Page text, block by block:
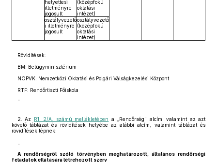
helyettesi
illetményre
jogosult
(középfokú
oktatási
intézet)
osztályvezető
i illetményre
jogosult
osztályvezető
(középfokú
oktatási
intézet)
Rövidítések:
BM: Belügyminisztérium
NOPVK: Nemzetközi Oktatási és Polgári Válságkezelési Központ
RTF: Rendőrtiszti Főiskola
”
2. Az R1. 2/A. számú mellékletében a „Rendőrség” alcím, valamint az azt
követő táblázat és rövidítések helyébe az alábbi alcím, valamint táblázat és
rövidítések lépnek:
A rendőrségről szóló törvényben meghatározott, általános rendőrségi
feladatok ellátására létrehozott szerv